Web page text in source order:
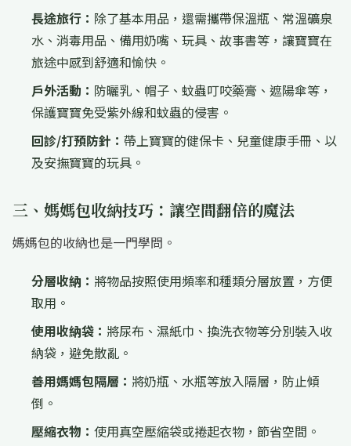
長途旅行： 除了基本用品，還需攜帶保溫瓶、常溫礦泉
水、消毒用品、備用奶嘴、玩具、故事書等，讓寶寶在
旅途中感到舒適和愉快。
戶外活動： 防曬乳、帽子、蚊蟲叮咬藥膏、遮陽傘等，
保護寶寶免受紫外線和蚊蟲的侵害。
回診/打預防針： 帶上寶寶的健保卡、兒童健康手冊、以
及安撫寶寶的玩具。
三、媽媽包收納技巧：讓空間翻倍的魔法
媽媽包的收納也是一門學問。
分層收納： 將物品按照使用頻率和種類分層放置，方便
取用。
使用收納袋： 將尿布、濕紙巾、換洗衣物等分別裝入收
納袋，避免散亂。
善用媽媽包隔層： 將奶瓶、水瓶等放入隔層，防止傾
倒。
壓縮衣物： 使用真空壓縮袋或捲起衣物，節省空間。